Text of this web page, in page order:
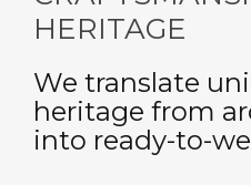
HERITAGE
We translate
heritage from
into ready-to-